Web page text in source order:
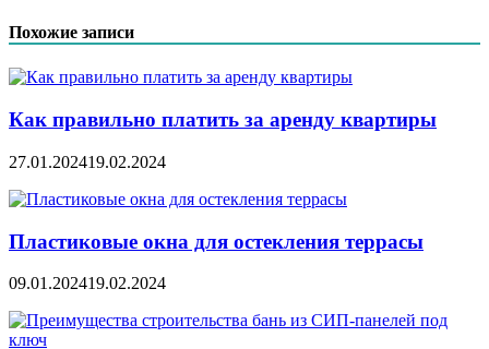
Похожие записи
Как правильно платить за аренду квартиры
27.01.202419.02.2024
Пластиковые окна для остекления террасы
09.01.202419.02.2024